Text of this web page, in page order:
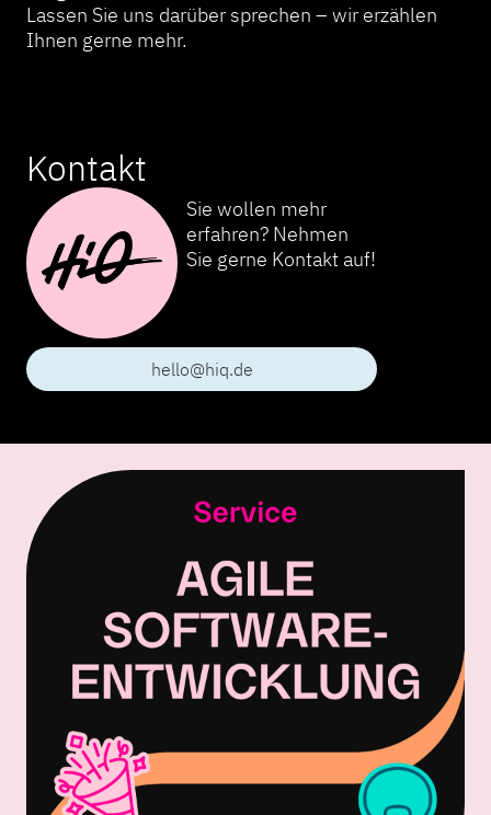
Lassen Sie uns darüber sprechen – wir erzählen
Ihnen gerne mehr.
Kontakt
Sie wollen mehr
erfahren? Nehmen
Sie gerne Kontakt auf!
hello@hiq.de